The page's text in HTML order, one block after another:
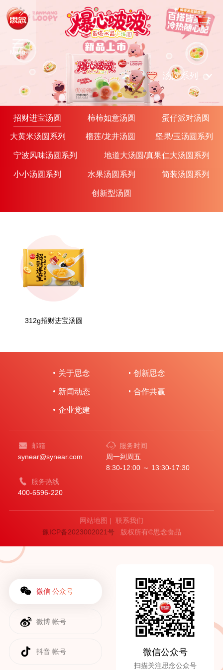
Menu
汤圆系列
招财进宝汤圆 柿柿如意汤圆 蛋仔派对汤圆
大黄米汤圆系列 榴莲/龙井汤圆 坚果/玉汤圆系列
宁波风味汤圆系列 地道大汤圆/真果仁大汤圆系列
小小汤圆系列 水果汤圆系列 简装汤圆系列
创新型汤圆
312g招财进宝汤圆
关于思念 创新思念
新闻动态 合作共赢
企业党建
邮箱
synear@synear.com
服务时间
周一到周五
8:30-12:00 ～ 13:30-17:30
服务热线
400-6596-220
网站地图 | 联系我们
豫ICP备2023002021号版权所有©思念食品
微信 公众号
微博 帐号
抖音 帐号 微信公众号
扫描关注思念公众号